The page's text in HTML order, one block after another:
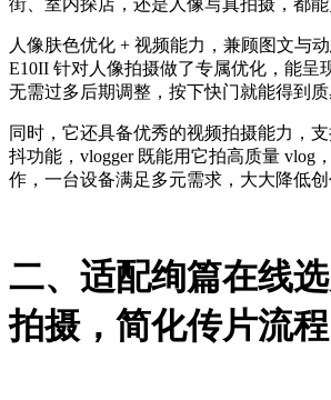
人像肤色优化 + 视频能力，兼顾图文与
E10II 针对人像拍摄做了专属优化，能呈
无需过多后期调整，按下快门就能得到质
同时，它还具备优秀的视频拍摄能力，
抖功能，vlogger 既能用它拍高质量 vlog
作，一台设备满足多元需求，大大降低创
二、适配绚篇在线
拍摄，简化传片流程